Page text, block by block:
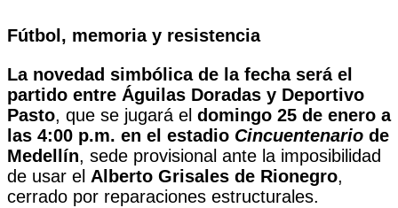
Fútbol, memoria y resistencia
La novedad simbólica de la fecha será el
partido entre Águilas Doradas y Deportivo
Pasto, que se jugará el domingo 25 de enero a
las 4:00 p.m. en el estadio Cincuentenario de
Medellín, sede provisional ante la imposibilidad
de usar el Alberto Grisales de Rionegro,
cerrado por reparaciones estructurales.